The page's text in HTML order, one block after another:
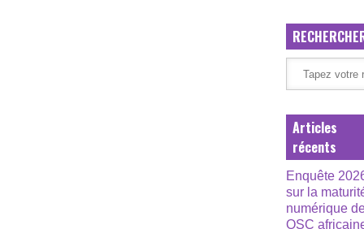
Articles
récents
Enquête
sur la
numérique
OSC